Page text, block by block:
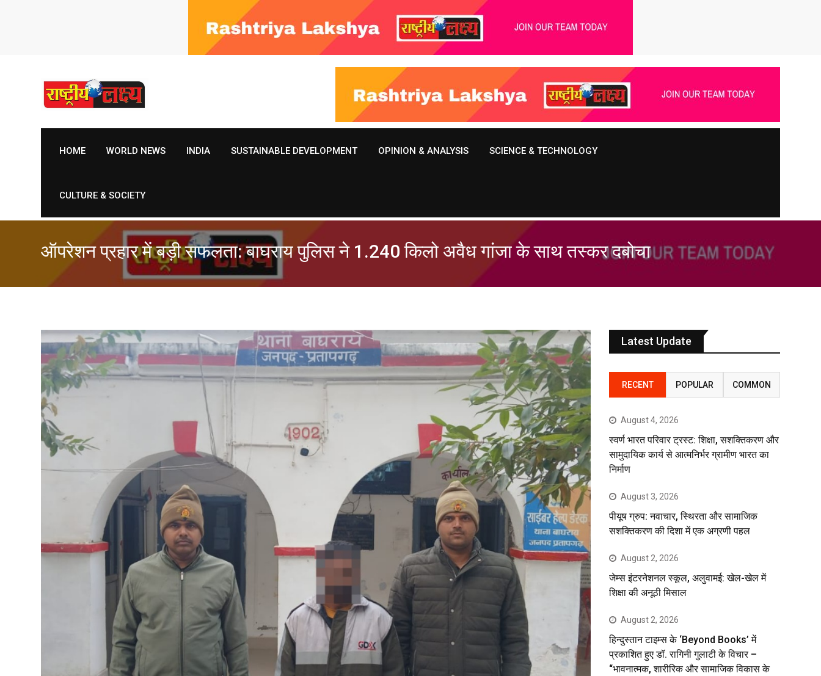
HOME WORLD NEWS INDIA SUSTAINABLE DEVELOPMENT OPINION & ANALYSIS SCIENCE & TECHNOLOGY
CULTURE & SOCIETY
ऑपरेशन प्रहार में बड़ी सफलता: बाघराय पुलिस ने 1.240 किलो अवैध गांजा के साथ तस्कर दबोचा
Latest Update
RECENT POPULAR COMMON
August 4, 2026
स्वर्ण भारत परिवार ट्रस्ट: शिक्षा, सशक्तिकरण और
सामुदायिक कार्य से आत्मनिर्भर ग्रामीण भारत का
निर्माण
August 3, 2026
पीयूष ग्रुप: नवाचार, स्थिरता और सामाजिक
सशक्तिकरण की दिशा में एक अग्रणी पहल
August 2, 2026
जेम्स इंटरनेशनल स्कूल, अलुवामई: खेल-खेल में
शिक्षा की अनूठी मिसाल
August 2, 2026
हिन्दुस्तान टाइम्स के ‘Beyond Books’ में
प्रकाशित हुए डॉ. रागिनी गुलाटी के विचार –
“भावनात्मक, शारीरिक और सामाजिक विकास के